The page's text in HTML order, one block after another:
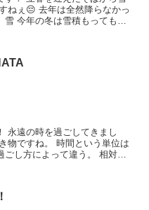
もス
し
方によって違う。 相対性